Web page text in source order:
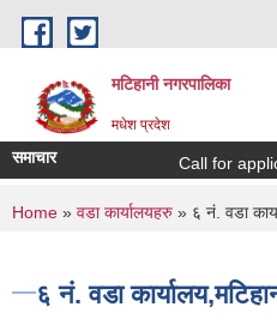
Skip to main content
मटिहानी नगरपालिका
मधेश प्रदेश
समाचार Call for
You are here
Home » वडा कार्यालयहरु » ६ नं. वडा
६ नं. वडा